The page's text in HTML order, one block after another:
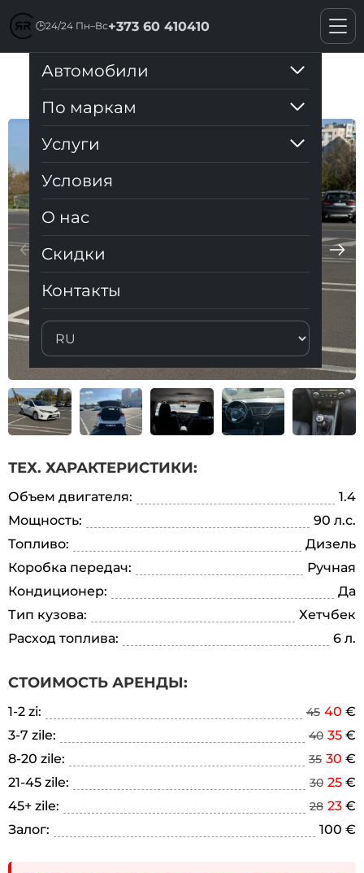
🕒24/24 Пн–Вс+373 60 410410
Автомобили
По маркам
Услуги
Условия
О нас
Cкидки
Контакты
Toyota Auris 1.4 d4d
ТЕХ. ХАРАКТЕРИСТИКИ:
Объем двигателя:
1.4
Мощность:
90 л.с.
Топливо:
Дизель
Коробка передач:
Ручная
Кондиционер:
Да
Тип кузова:
Хетчбек
Расход топлива:
6 л.
СТОИМОСТЬ АРЕНДЫ:
1-2 zi: 45 40 €
3-7 zile:
40 35 €
8-20 zile:
35 30 €
21-45 zile:
30 25 €
45+ zile:
28 23 €
Залог:
100 €